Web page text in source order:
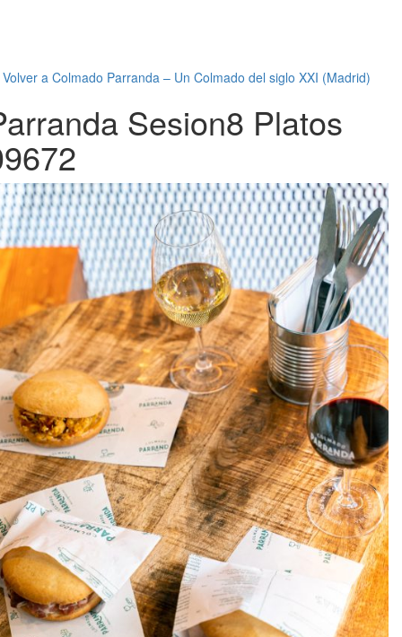
Volver a Colmado Parranda – Un Colmado del siglo XXI (Madrid)
Sesion8 Platos